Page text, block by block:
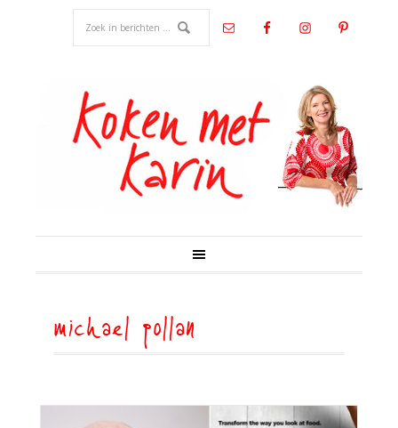
michael pollan